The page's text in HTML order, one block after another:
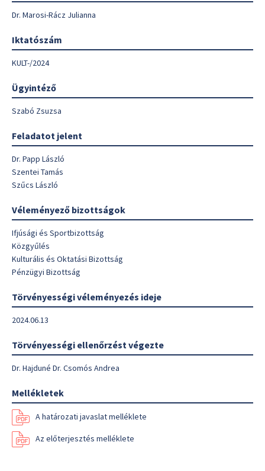
Dr. Marosi-Rácz Julianna
Iktatószám
KULT-/2024
Ügyintéző
Szabó Zsuzsa
Feladatot jelent
Dr. Papp László
Szentei Tamás
Szűcs László
Véleményező bizottságok
Ifjúsági és Sportbizottság
Közgyűlés
Kulturális és Oktatási Bizottság
Pénzügyi Bizottság
Törvényességi véleményezés ideje
2024.06.13
Törvényességi ellenőrzést végezte
Dr. Hajduné Dr. Csomós Andrea
Mellékletek
A határozati javaslat melléklete
Az előterjesztés melléklete